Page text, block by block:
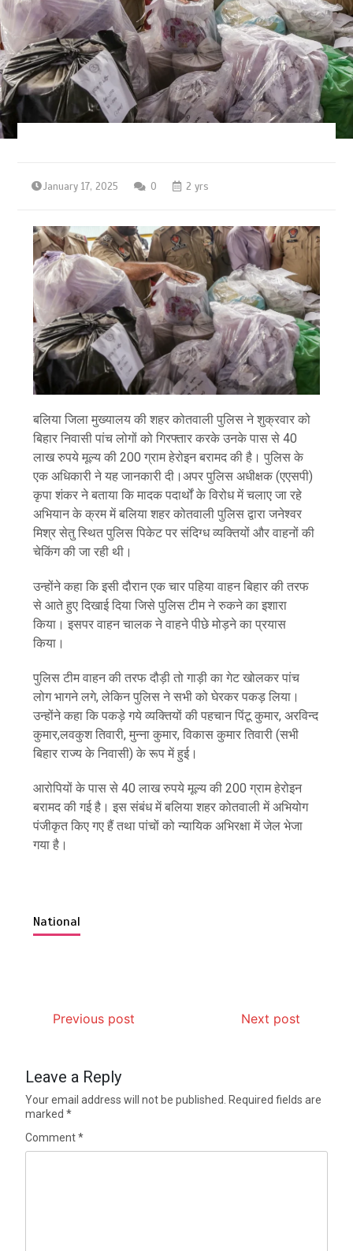
January 17, 2025 0 2 yrs
बलिया जिला मुख्यालय की शहर कोतवाली पुलिस ने शुक्रवार को
बिहार निवासी पांच लोगों को गिरफ्तार करके उनके पास से 40
लाख रुपये मूल्य की 200 ग्राम हेरोइन बरामद की है। पुलिस के
एक अधिकारी ने यह जानकारी दी।अपर पुलिस अधीक्षक (एएसपी)
कृपा शंकर ने बताया कि मादक पदार्थों के विरोध में चलाए जा रहे
अभियान के क्रम में बलिया शहर कोतवाली पुलिस द्वारा जनेश्वर
मिश्र सेतु स्थित पुलिस पिकेट पर संदिग्ध व्यक्तियों और वाहनों की
चेकिंग की जा रही थी।
उन्होंने कहा कि इसी दौरान एक चार पहिया वाहन बिहार की तरफ
से आते हुए दिखाई दिया जिसे पुलिस टीम ने रुकने का इशारा
किया। इसपर वाहन चालक ने वाहने पीछे मोड़ने का प्रयास
किया।
पुलिस टीम वाहन की तरफ दौड़ी तो गाड़ी का गेट खोलकर पांच
लोग भागने लगे, लेकिन पुलिस ने सभी को घेरकर पकड़ लिया।
उन्होंने कहा कि पकड़े गये व्यक्तियों की पहचान पिंटू कुमार, अरविन्द
कुमार,लवकुश तिवारी, मुन्ना कुमार, विकास कुमार तिवारी (सभी
बिहार राज्य के निवासी) के रूप में हुई।
आरोपियों के पास से 40 लाख रुपये मूल्य की 200 ग्राम हेरोइन
बरामद की गई है। इस संबंध में बलिया शहर कोतवाली में अभियोग
पंजीकृत किए गए हैं तथा पांचों को न्यायिक अभिरक्षा में जेल भेजा
गया है।
National
Previous post Next post
Leave a Reply
Your email address will not be published.
Required fields are
marked*
Comment*